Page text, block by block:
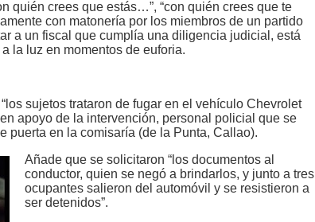
quién crees que estás…”, “con quién crees que te
con matonería por los miembros de un partido
a un fiscal que cumplía una diligencia judicial, está
la luz en momentos de euforia.
sujetos trataron de fugar en el vehículo Chevrolet
apoyo de la intervención, personal policial que se
puerta en la comisaría (de la Punta, Callao).
Añade que se solicitaron “los documentos al
conductor, quien se negó a brindarlos, y junto a tres
ocupantes salieron del automóvil y se resistieron a
ser detenidos”.